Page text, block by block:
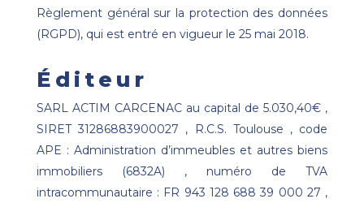
Règlement général sur la protection des données
(RGPD), qui est entré en vigueur le 25 mai 2018.
Éditeur
SARL ACTIM CARCENAC au capital de 5.030,40€ ,
SIRET 31286883900027 , R.C.S. Toulouse , code
APE : Administration d’immeubles et autres biens
immobiliers (6832A) , numéro de TVA
intracommunautaire : FR 943 128 688 39 000 27 ,